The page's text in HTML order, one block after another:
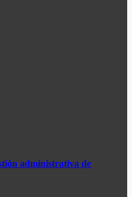
administrativa de